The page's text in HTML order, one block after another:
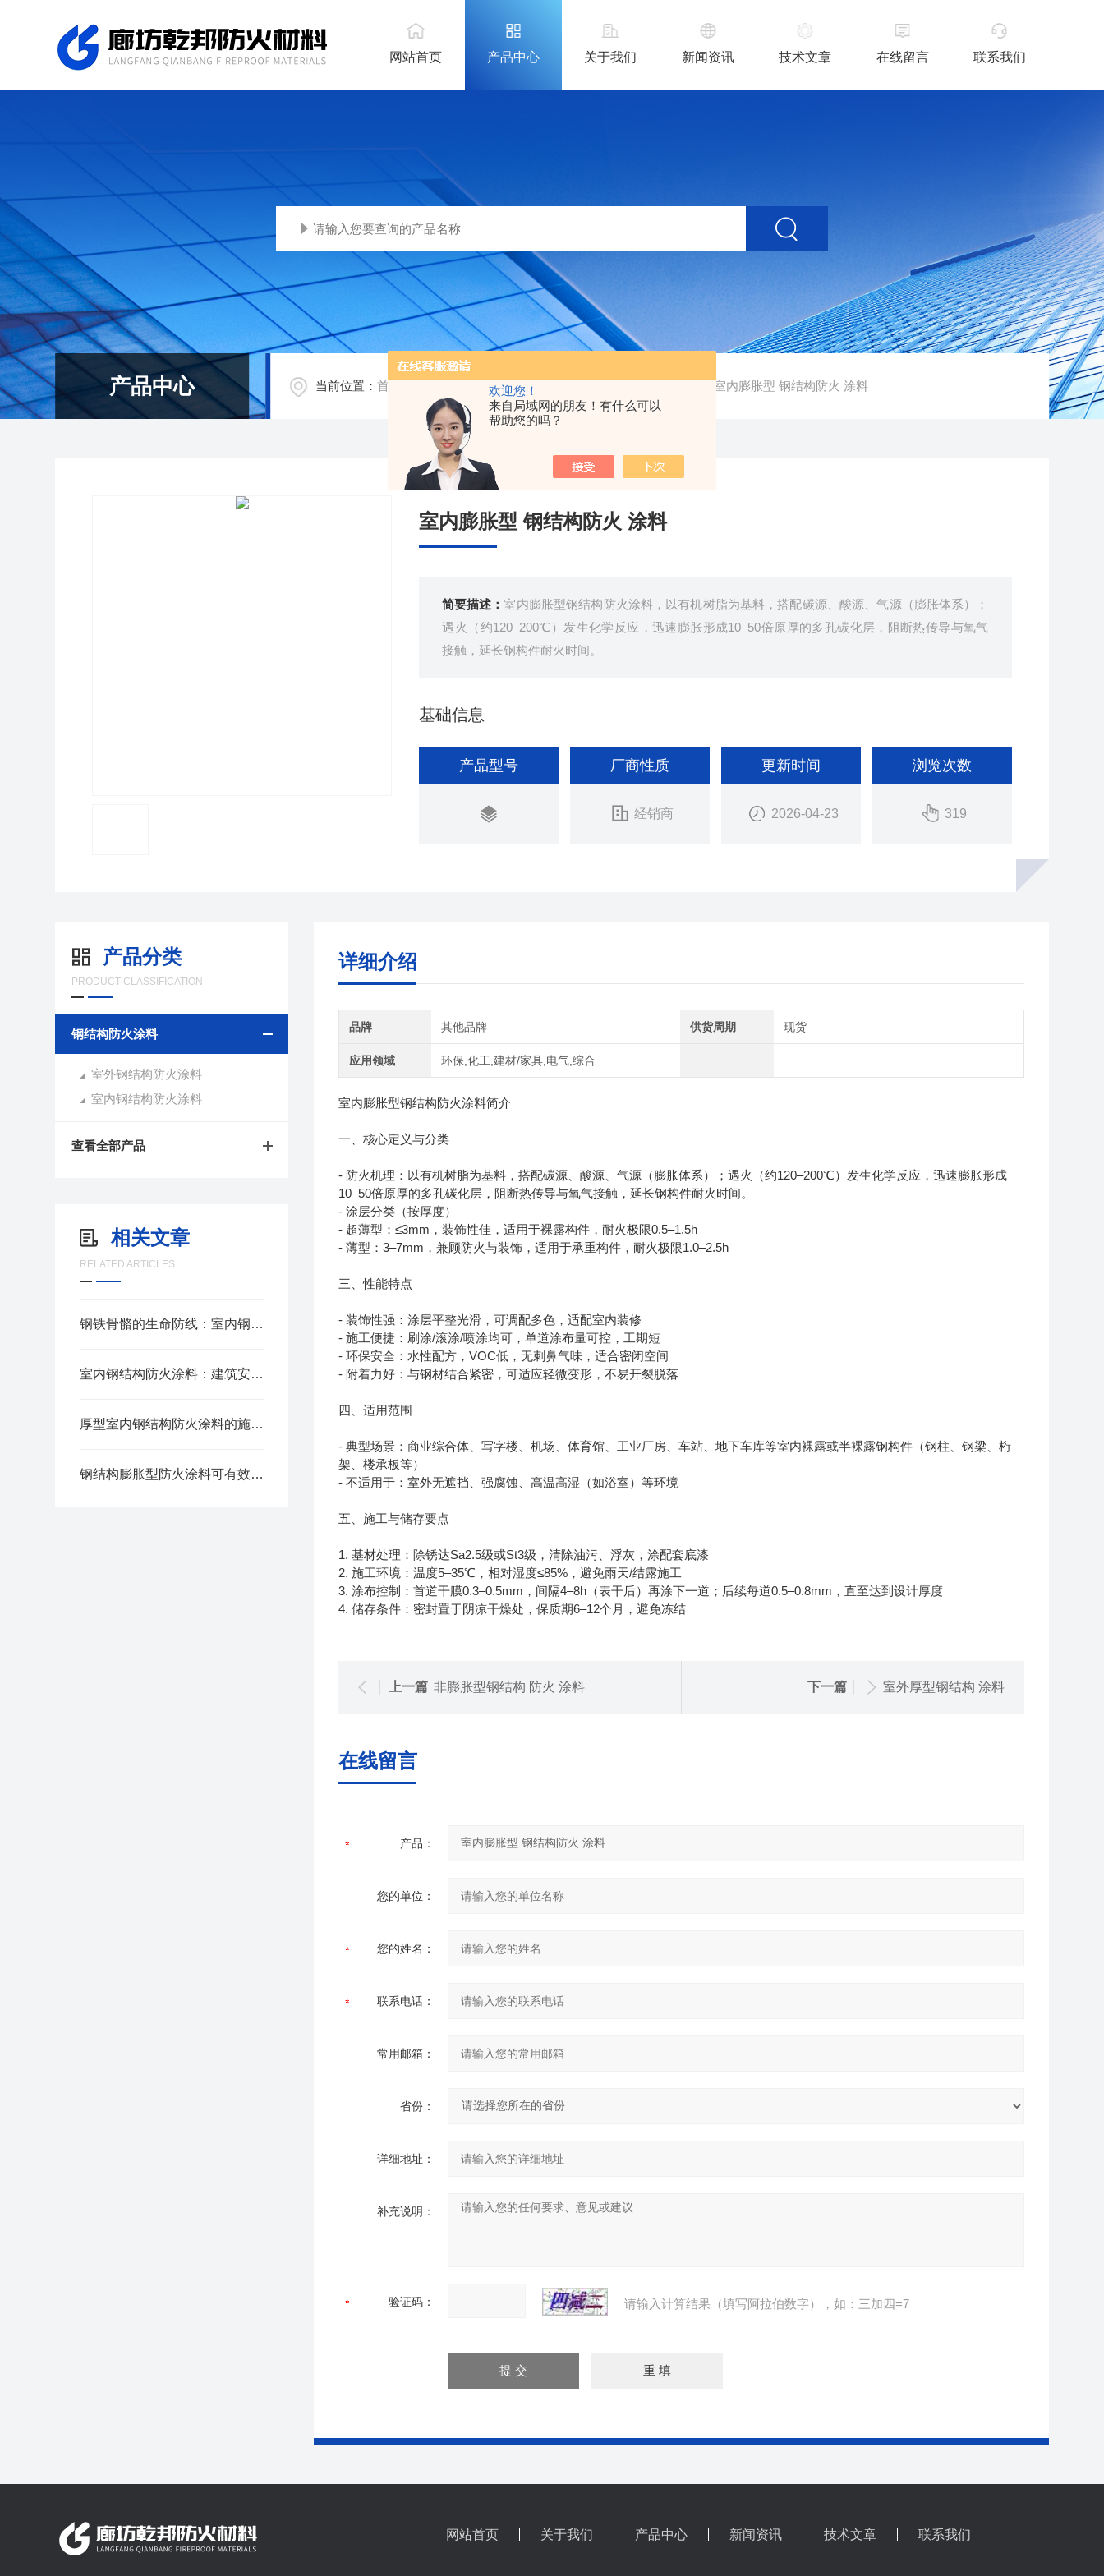
欢迎您！
来自局域网的朋友！有什么可以
帮助您的吗？
网站首页 产品中心 关于我们 新闻资讯 技术文章 在线留言 联系我们
产品中心 当前位置：首页 钢结构防火涂料 / 室内膨胀型 钢结构防火 涂料
室内膨胀型 钢结构防火 涂料
简要描述：室内膨胀型钢结构防火涂料，以有机树脂为基料，搭配碳源、酸源、气源（膨胀体系）；
遇火（约120–200℃）发生化学反应，迅速膨胀形成10–50倍原厚的多孔碳化层，阻断热传导与氧气
接触，延长钢构件耐火时间。
基础信息
产品型号 厂商性质
经销商
更新时间
2026-04-23
浏览次数
319
产品分类
PRODUCT CLASSIFICATION
钢结构防火涂料
室外钢结构防火涂料
室内钢结构防火涂料
查看全部产品
相关文章
RELATED ARTICLES
钢铁骨骼的生命防线：室内钢结构防火涂料核心技术解析
室内钢结构防火涂料：建筑安全的“防火卫士”
厚型室内钢结构防火涂料的施工方法
钢结构膨胀型防火涂料可有效延缓钢结构的温升速度
详细介绍
品牌 其他品牌 供货周期 现货
应用领域 环保,化工,建材/家具,电气,综合
室内膨胀型钢结构防火涂料简介
一、核心定义与分类
- 防火机理：以有机树脂为基料，搭配碳源、酸源、气源（膨胀体系）；遇火（约120–200℃）发生化学反应，迅速膨胀形成
10–50倍原厚的多孔碳化层，阻断热传导与氧气接触，延长钢构件耐火时间。
- 涂层分类（按厚度）
- 超薄型：≤3mm，装饰性佳，适用于裸露构件，耐火极限0.5–1.5h
- 薄型：3–7mm，兼顾防火与装饰，适用于承重构件，耐火极限1.0–2.5h
三、性能特点
- 装饰性强：涂层平整光滑，可调配多色，适配室内装修
- 施工便捷：刷涂/滚涂/喷涂均可，单道涂布量可控，工期短
- 环保安全：水性配方，VOC低，无刺鼻气味，适合密闭空间
- 附着力好：与钢材结合紧密，可适应轻微变形，不易开裂脱落
四、适用范围
- 典型场景：商业综合体、写字楼、机场、体育馆、工业厂房、车站、地下车库等室内裸露或半裸露钢构件（钢柱、钢梁、桁
架、楼承板等）
- 不适用于：室外无遮挡、强腐蚀、高温高湿（如浴室）等环境
五、施工与储存要点
1. 基材处理：除锈达Sa2.5级或St3级，清除油污、浮灰，涂配套底漆
2. 施工环境：温度5–35℃，相对湿度≤85%，避免雨天/结露施工
3. 涂布控制：首道干膜0.3–0.5mm，间隔4–8h（表干后）再涂下一道；后续每道0.5–0.8mm，直至达到设计厚度
4. 储存条件：密封置于阴凉干燥处，保质期6–12个月，避免冻结
上一篇 非膨胀型钢结构 防火 涂料 下一篇 室外厚型钢结构 涂料
在线留言
产品：
您的单位：
您的姓名：
联系电话：
常用邮箱：
省份：
详细地址：
补充说明：
验证码： 请输入计算结果（填写阿拉伯数字），如：三加四=7
网站首页 关于我们 产品中心 新闻资讯 技术文章 联系我们